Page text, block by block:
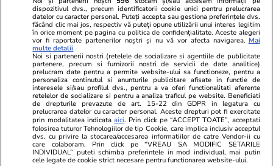
Monica Bogdan instructoare de
delfini de la Constanța: „În
niciun caz nu sunt constrânși sau
obligați să facă ceva”
Știri România 15:35
Prima încercare de deviere a
cursului Dunării a eșuat.
Operațiunea pentru dislocarea
dispozitivul dvs., precum identificatorii cookie unici pentru prelucrarea
datelor cu caracter personal. Puteți accepta sau gestiona preferințele dvs.
făcând clic mai jos, respectiv vă puteți opune utilizării unui interes legitim
în orice moment pe pagina cu politica de confidențialitate. Aceste alegeri
vor fi raportate partenerilor noștri și nu vă vor afecta navigarea. Mai
multe detalii
Noi si partenerii nostri (retelele de socializare si agentiile de publicitate
partenere, precum si furnizorii nostri de servicii de date analitice)
prelucram date pentru a permite website-ului sa functioneze, pentru a
personaliza continutul si anunturile publicitare afisate in functie de
interesele si/sau profilul dvs., pentru a va oferi functionalitati aferente
retelelor de socializare si pentru a analiza traficul pe website. Beneficiati
de drepturile prevazute de art. 15-22 din GDPR in legatura cu
prelucrarea datelor cu caracter personal. Aceste drepturi pot fi exercitate
prin modalitatea indicataaici. Prin click pe “ACCEPT TOATE”, acceptati
folosirea tuturor Tehnologiilor de tip Cookie, care implica inclusiv acceptul
dvs. cu privire la stocarea/accesarea informatiilor de catre Vendor-ii cu
care colaboram. Prin click pe “VREAU SA MODIFIC SETARILE
INDIVIDUAL” puteti schimba preferintele in mod individual, mai putin
cele legate de cookie strict necesare pentru functionarea website-ului.